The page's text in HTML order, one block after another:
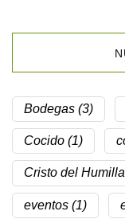
Bodegas (3)
Cocido (1)
Cristo del
eventos (1)